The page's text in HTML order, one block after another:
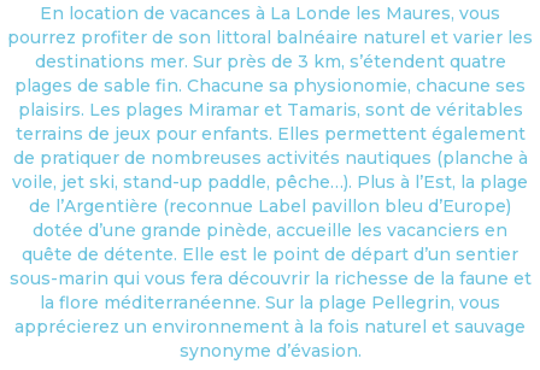
En location de vacances à La Londe les Maures, vous
pourrez profiter de son littoral balnéaire naturel et varier les
destinations mer. Sur près de 3 km, s’étendent quatre
plages de sable fin. Chacune sa physionomie, chacune ses
plaisirs. Les plages Miramar et Tamaris, sont de véritables
terrains de jeux pour enfants. Elles permettent également
de pratiquer de nombreuses activités nautiques (planche à
voile, jet ski, stand-up paddle, pêche…). Plus à l’Est, la plage
de l’Argentière (reconnue Label pavillon bleu d’Europe)
dotée d’une grande pinède, accueille les vacanciers en
quête de détente. Elle est le point de départ d’un sentier
sous-marin qui vous fera découvrir la richesse de la faune et
la flore méditerranéenne. Sur la plage Pellegrin, vous
apprécierez un environnement à la fois naturel et sauvage
synonyme d’évasion.